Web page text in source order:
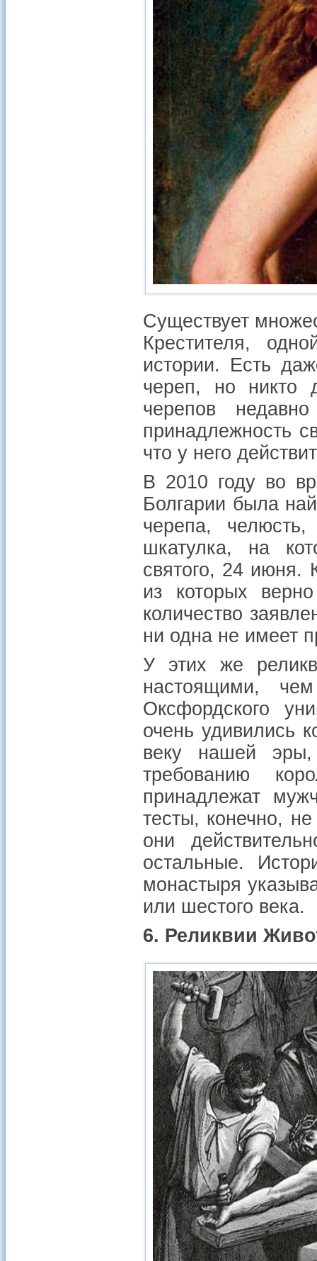
Существует
Крестителя,
истории. Есть
череп, но никто
черепов
принадлежность
что у него
В 2010 году во
Болгарии была
черепа,
шкатулка, на
святого, 24 июня.
из которых
количество
ни одна не имеет
У этих же
настоящими,
Оксфордского
очень удивились
веку нашей
требованию
принадлежат
тесты, конечно,
они
остальные.
монастыря
или шестого века.
6. Реликвии